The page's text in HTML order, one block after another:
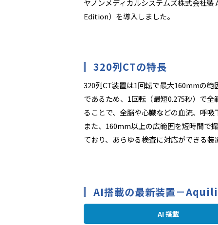
ヤノンメディカルシステムズ株式会社
Edition）を導入しました。
320列CTの特長
320列CT装置は1回転で最大160mmの
であるため、1回転（最短0.275秒）で
ることで、全脳や心臓などの血流、呼
また、160mm以上の広範囲を短時間で
ており、あらゆる検査に対応ができる装
AI搭載の最新装置－
AI 搭載